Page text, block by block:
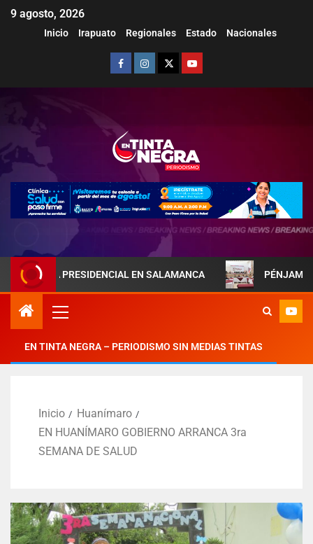
9 agosto, 2026
Inicio Irapuato Regionales Estado Nacionales
EN SALAMANCA PÉNJAMO REFUERZA LA
EN TINTA NEGRA – PERIODISMO SIN MEDIAS TINTAS
Inicio
Huanímaro
EN HUANÍMARO GOBIERNO ARRANCA 3ra
SEMANA DE SALUD